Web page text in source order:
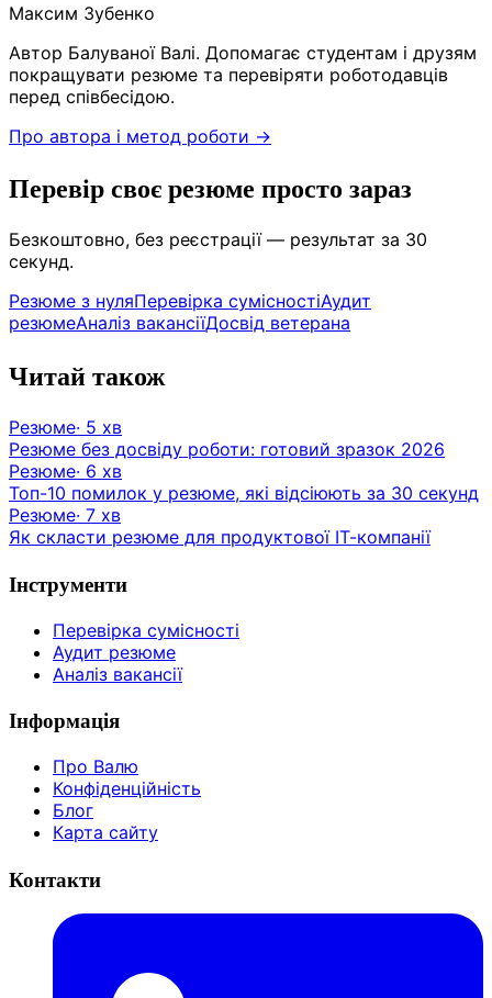
Максим Зубенко
Автор Балуваної Валі. Допомагає студентам і друзям
покращувати резюме та перевіряти роботодавців
перед співбесідою.
Про автора і метод роботи →
Перевір своє резюме просто зараз
Безкоштовно, без реєстрації — результат за 30
секунд.
Резюме з нуляПеревірка сумісностіАудит
резюмеАналіз вакансіїДосвід ветерана
Читай також
Резюме· 5 хв
Резюме без досвіду роботи: готовий зразок 2026
Резюме· 6 хв
Топ-10 помилок у резюме, які відсіюють за 30 секунд
Резюме· 7 хв
Як скласти резюме для продуктової ІТ-компанії
Інструменти
Перевірка сумісності
Аудит резюме
Аналіз вакансії
Інформація
Про Валю
Конфіденційність
Блог
Карта сайту
Контакти